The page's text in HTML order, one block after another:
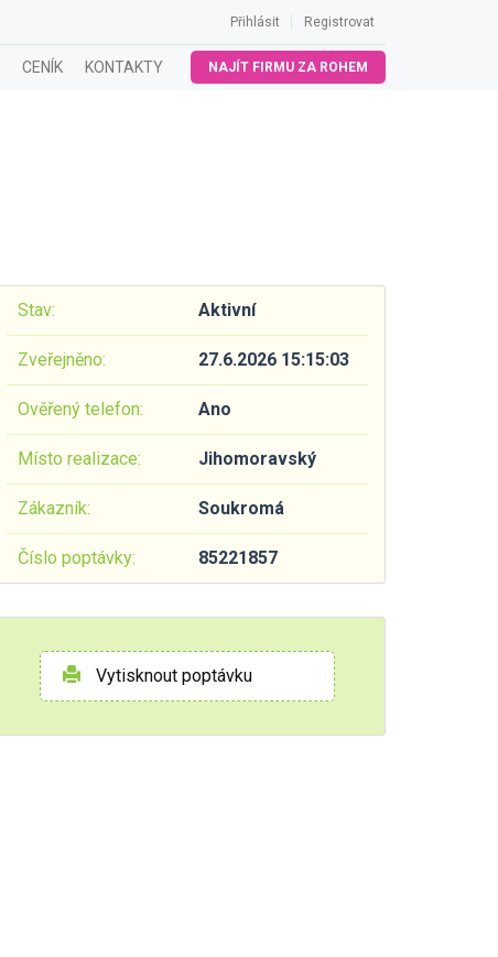
Přihlásit Registrovat
CENÍK KONTAKTY NAJÍT FIRMU ZA ROHEM
Stav: Aktivní
Zveřejněno: 27.6.2026 15:15:03
Ověřený telefon: Ano
Místo realizace: Jihomoravský
Zákazník: Soukromá
Číslo poptávky: 85221857
Vytisknout poptávku